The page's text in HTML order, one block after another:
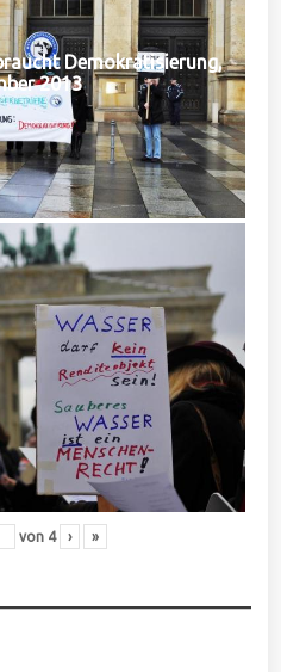
Demokratisierung,
2013
von 4 › »